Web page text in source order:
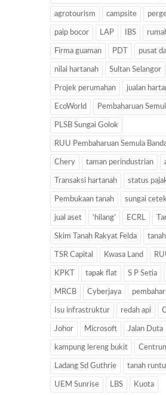
agrotourism campsite
paip bocor LAP IBS
Firma guaman PDT pusat
nilai hartanah Sultan Selangor
Projek perumahan jualan
EcoWorld Pembaharuan
PLSB Sungai Golok
RUU Pembaharuan Semula
Chery taman perindustrian
Transaksi hartanah status
Pembukaan tanah sungai
jual aset ‘hilang’ ECRL
Skim Tanah Rakyat Felda
TSR Capital Kwasa Land
KPKT tapak flat S P Setia
MRCB Cyberjaya
Isu infrastruktur redah api
Johor Microsoft Jalan Duta
kampung lereng bukit
Ladang Sd Guthrie tanah
UEM Sunrise LBS Kuota